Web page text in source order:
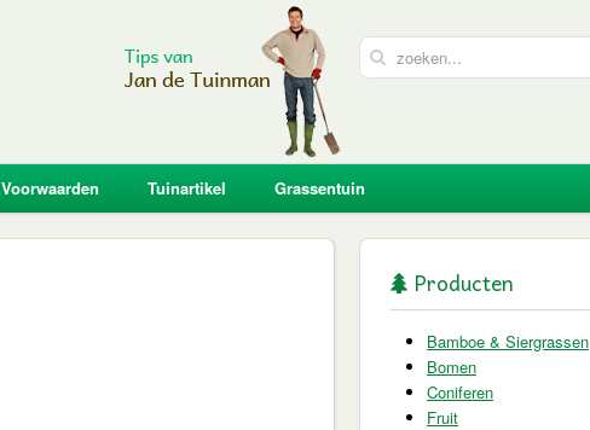
Voorwaarden Tuinartikel Grassentuin
Producten
Bamboe & Siergrassen
Bomen
Coniferen
Fruit